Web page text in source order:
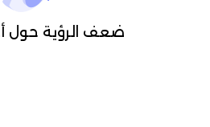
ضعف الرؤية حول